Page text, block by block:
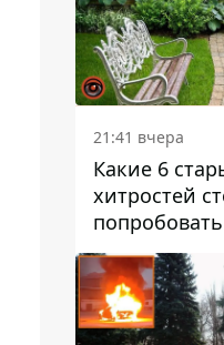
21:41 вчера
Какие 6
хитростей
попробовать